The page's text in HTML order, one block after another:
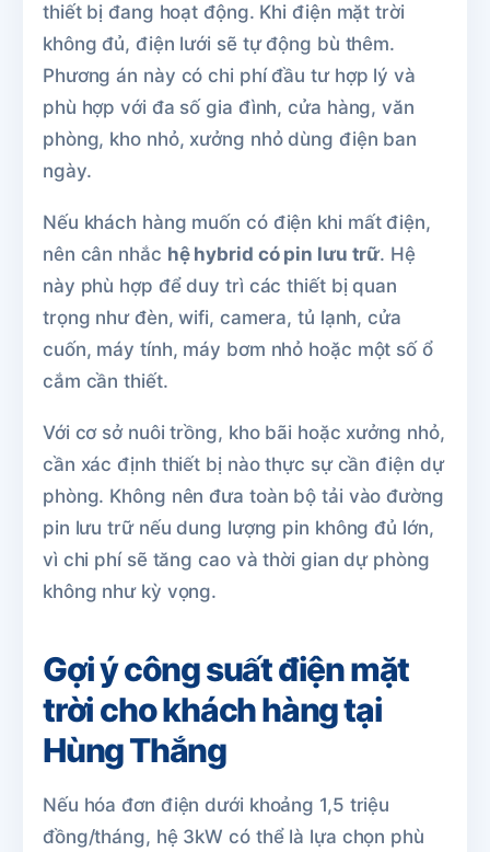
thiết bị đang hoạt động. Khi điện mặt trời
không đủ, điện lưới sẽ tự động bù thêm.
Phương án này có chi phí đầu tư hợp lý và
phù hợp với đa số gia đình, cửa hàng, văn
phòng, kho nhỏ, xưởng nhỏ dùng điện ban
ngày.
Nếu khách hàng muốn có điện khi mất điện,
nên cân nhắc hệ hybrid có pin lưu trữ. Hệ
này phù hợp để duy trì các thiết bị quan
trọng như đèn, wifi, camera, tủ lạnh, cửa
cuốn, máy tính, máy bơm nhỏ hoặc một số ổ
cắm cần thiết.
Với cơ sở nuôi trồng, kho bãi hoặc xưởng nhỏ,
cần xác định thiết bị nào thực sự cần điện dự
phòng. Không nên đưa toàn bộ tải vào đường
pin lưu trữ nếu dung lượng pin không đủ lớn,
vì chi phí sẽ tăng cao và thời gian dự phòng
không như kỳ vọng.
Gợi ý công suất điện mặt
trời cho khách hàng tại
Hùng Thắng
Nếu hóa đơn điện dưới khoảng 1,5 triệu
đồng/tháng, hệ 3kW có thể là lựa chọn phù